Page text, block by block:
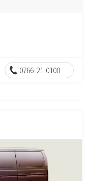
0766-21-0100